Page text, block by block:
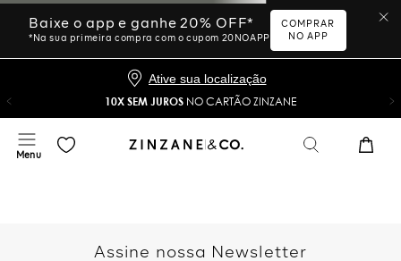
Ative sua localização
10X SEM JUROS NO CARTÃO ZINZANE
foi encontrada.